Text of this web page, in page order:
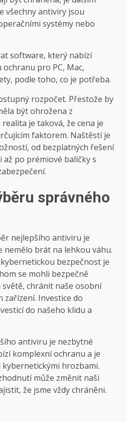
všechny antiviry jsou
systémy nebo
software, který nabízí
pro PC, Mac,
podle toho, co je potřeba.
rozpočet. Přestože by
být ohrožena z
je taková, že cena je
faktorem. Naštěstí je
od bezplatných řešení
po prémiové balíčky s
správného
nejlepšího antiviru je
nemělo brát na lehkou váhu.
bezpečnost je
se mohli bezpečně
chránit naše osobní
zařízení. Investice do
do našeho klidu a
antiviru je nezbytné
komplexní ochranu a je
hrozbami.
může změnit naši
že jsme vždy chráněni.